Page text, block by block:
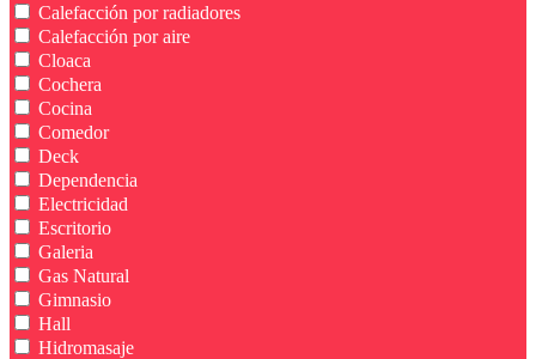
Calefacción por radiadores
Calefacción por aire
Cloaca
Cochera
Cocina
Comedor
Deck
Dependencia
Electricidad
Escritorio
Galeria
Gas Natural
Gimnasio
Hall
Hidromasaje